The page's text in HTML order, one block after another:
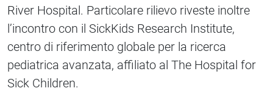
River Hospital. Particolare rilievo riveste inoltre
l’incontro con il SickKids Research Institute,
centro di riferimento globale per la ricerca
pediatrica avanzata, affiliato al The Hospital for
Sick Children.